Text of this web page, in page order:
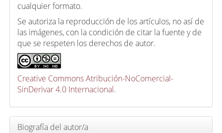
cualquier formato.
Se autoriza la reproducción de los artículos, no así de
las imágenes, con la condición de citar la fuente y de
que se respeten los derechos de autor.
Creative Commons Atribución-NoComercial-
SinDerivar 4.0 Internacional.
Biografía del autor/a